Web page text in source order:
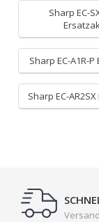
Sharp EC-
Sharp EC-A1R-
Sharp EC-